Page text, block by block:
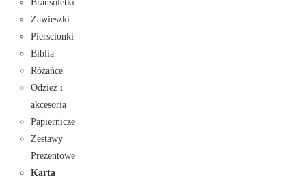
Bransoletki
Zawieszki
Pierścionki
Biblia
Różańce
Odzież i
akcesoria
Papiernicze
Zestawy
Prezentowe
Karta